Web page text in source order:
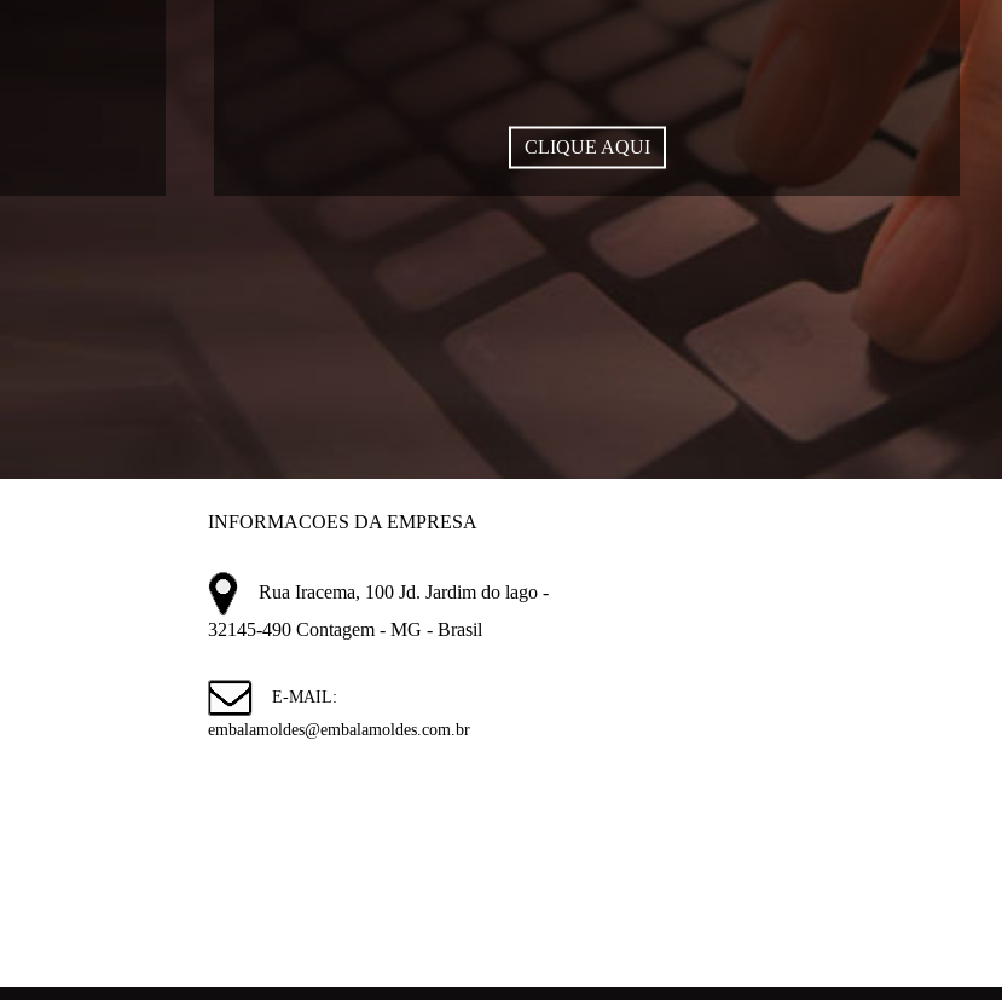
CLIQUE AQUI
INFORMACOES DA EMPRESA
Rua Iracema, 100 Jd. Jardim do lago -
32145-490 Contagem - MG - Brasil
E-MAIL:
embalamoldes@embalamoldes.com.br